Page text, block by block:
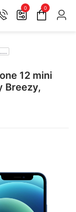
0 0
.....
12 mini
Breezy,